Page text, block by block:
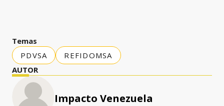
Temas
PDVSA
REFIDOMSA
AUTOR
Impacto Venezuela